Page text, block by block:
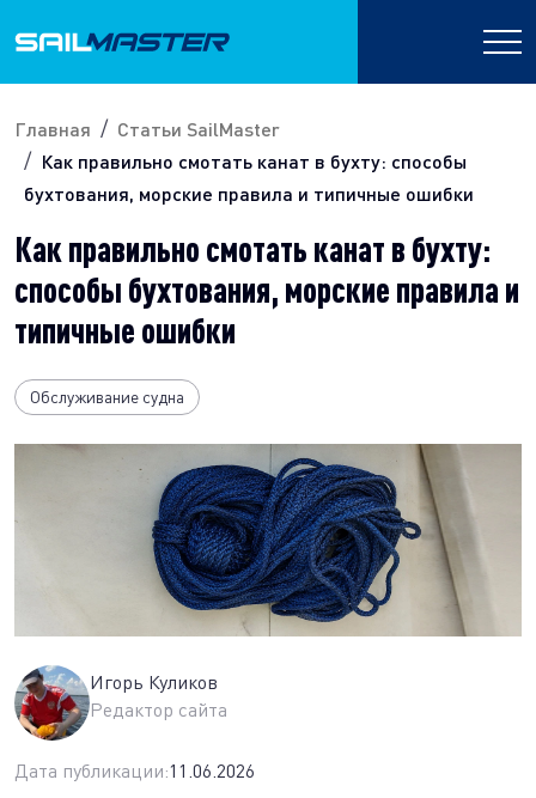
Главная
Статьи SailMaster
Как правильно смотать канат в бухту: способы
бухтования, морские правила и типичные ошибки
Как правильно смотать канат в бухту:
способы бухтования, морские правила и
типичные ошибки
Обслуживание судна
Игорь Куликов
Редактор сайта
Дата публикации:11.06.2026